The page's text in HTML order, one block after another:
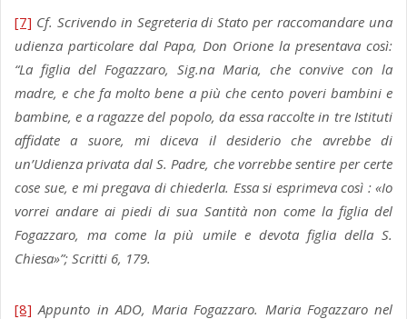
[7] Cf. Scrivendo in Segreteria di Stato per raccomandare una
udienza particolare dal Papa, Don Orione la presentava così:
“La figlia del Fogazzaro, Sig.na Maria, che convive con la
madre, e che fa molto bene a più che cento poveri bambini e
bambine, e a ragazze del popolo, da essa raccolte in tre Istituti
affidate a suore, mi diceva il desiderio che avrebbe di
un’Udienza privata dal S. Padre, che vorrebbe sentire per certe
cose sue, e mi pregava di chiederla. Essa si esprimeva così : «Io
vorrei andare ai piedi di sua Santità non come la figlia del
Fogazzaro, ma come la più umile e devota figlia della S.
Chiesa»”; Scritti 6, 179.
[8] Appunto in ADO, Maria Fogazzaro. Maria Fogazzaro nel